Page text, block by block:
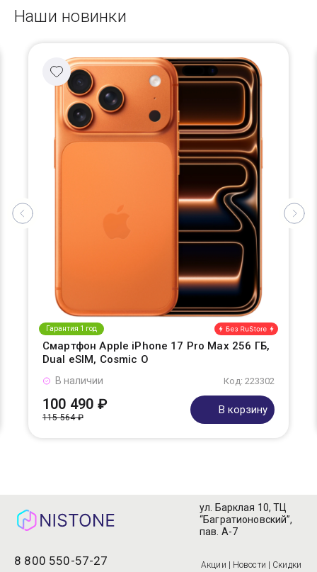
Наши новинки
Гарантия 1 год
Смартфон Apple iPhone 17 Pro Max 256 ГБ,
Dual eSIM, Cosmic O
Код: 223302
В наличии
100 490 ₽
115 564 ₽
В корзину
8 800 550-57-27
ул. Барклая 10, ТЦ
“Багратионовский”,
пав. А-7
Акции | Новости | Скидки